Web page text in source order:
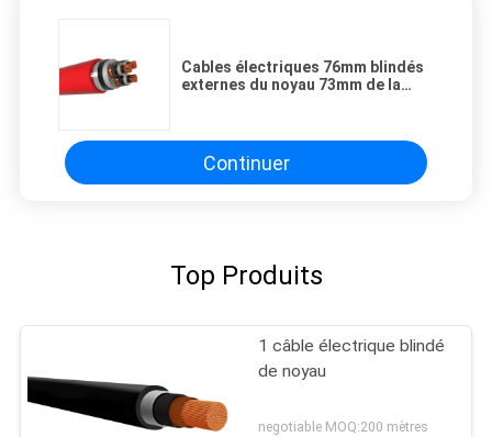
Cables électriques 76mm blindés
externes du noyau 73mm de la
Continuer
Top Produits
1 câble électrique blindé
de noyau
negotiable MOQ:200 mètres